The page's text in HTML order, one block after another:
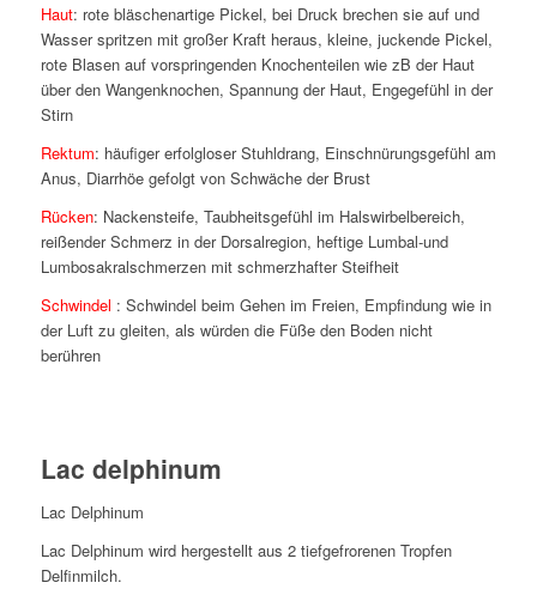
Haut: rote bläschenartige Pickel, bei Druck brechen sie auf und
Wasser spritzen mit großer Kraft heraus, kleine, juckende Pickel,
rote Blasen auf vorspringenden Knochenteilen wie zB der Haut
über den Wangenknochen, Spannung der Haut, Engegefühl in der
Stirn
Rektum: häufiger erfolgloser Stuhldrang, Einschnürungsgefühl am
Anus, Diarrhöe gefolgt von Schwäche der Brust
Rücken: Nackensteife, Taubheitsgefühl im Halswirbelbereich,
reißender Schmerz in der Dorsalregion, heftige Lumbal-und
Lumbosakralschmerzen mit schmerzhafter Steifheit
Schwindel : Schwindel beim Gehen im Freien, Empfindung wie in
der Luft zu gleiten, als würden die Füße den Boden nicht
berühren
Lac delphinum
Lac Delphinum
Lac Delphinum wird hergestellt aus 2 tiefgefrorenen Tropfen
Delfinmilch.